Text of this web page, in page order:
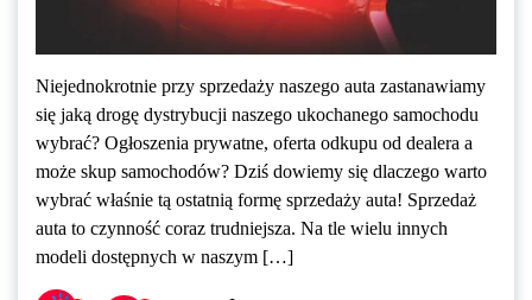
Niejednokrotnie przy sprzedaży naszego auta zastanawiamy
się jaką drogę dystrybucji naszego ukochanego samochodu
wybrać? Ogłoszenia prywatne, oferta odkupu od dealera a
może skup samochodów? Dziś dowiemy się dlaczego warto
wybrać właśnie tą ostatnią formę sprzedaży auta! Sprzedaż
auta to czynność coraz trudniejsza. Na tle wielu innych
modeli dostępnych w naszym […]